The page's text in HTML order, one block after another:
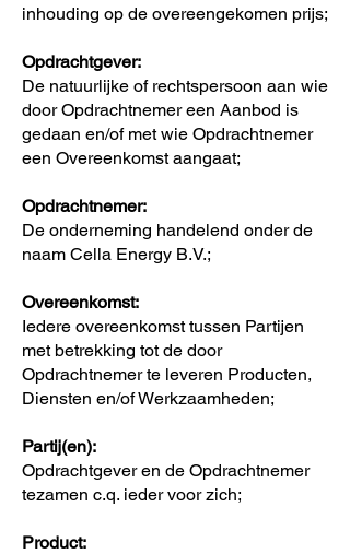
inhouding op de overeengekomen prijs;
Opdrachtgever:
De natuurlijke of rechtspersoon aan wie
door Opdrachtnemer een Aanbod is
gedaan en/of met wie Opdrachtnemer
een Overeenkomst aangaat;
Opdrachtnemer:
De onderneming handelend onder de
naam Cella Energy B.V.;
Overeenkomst:
Iedere overeenkomst tussen Partijen
met betrekking tot de door
Opdrachtnemer te leveren Producten,
Diensten en/of Werkzaamheden;
Partij(en):
Opdrachtgever en de Opdrachtnemer
tezamen c.q. ieder voor zich;
Product: